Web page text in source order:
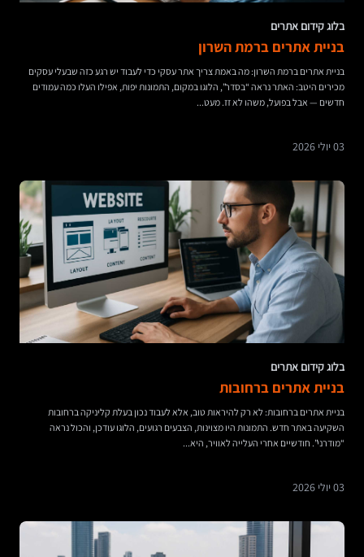
בלוג קידום אתרים
בניית אתרים ברמת השרון
בניית אתרים ברמת השרון: מה באמת צריך אתר עסקי כדי לעבוד יש רגע כזה שבעלי עסקים
מכירים היטב: האתר נראה “בסדר”, הלוגו במקום, התמונות יפות, אפילו העלו כמה עמודים
חדשים — אבל בפועל, משהו לא זז. מעט...
03 יולי 2026
בלוג קידום אתרים
בניית אתרים ברחובות
בניית אתרים ברחובות: לא רק להיראות טוב, אלא לעבוד נכון בעלת קליניקה ברחובות
השקיעה באתר חדש. התמונות היו מצוינות, הצבעים רגועים, הלוגו עודכן, והכול נראה
“מודרני”. חודשיים אחרי העלייה לאוויר, היא...
03 יולי 2026